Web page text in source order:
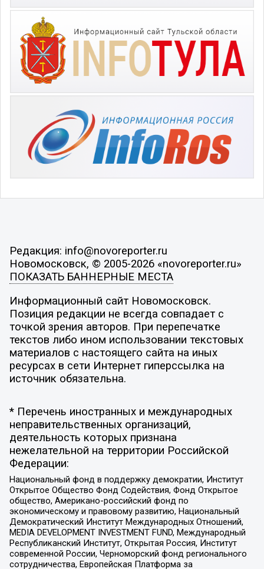
Редакция: info@novoreporter.ru
Новомосковск, © 2005-2026 «novoreporter.ru»
ПОКАЗАТЬ БАННЕРНЫЕ МЕСТА
Информационный сайт Новомосковск.
Позиция редакции не всегда совпадает с
точкой зрения авторов. При перепечатке
текстов либо ином использовании текстовых
материалов с настоящего сайта на иных
ресурсах в сети Интернет гиперссылка на
источник обязательна.
* Перечень иностранных и международных
неправительственных организаций,
деятельность которых признана
нежелательной на территории Российской
Федерации:
Национальный фонд в поддержку демократии, Институт
Открытое Общество Фонд Содействия, Фонд Открытое
общество, Американо-российский фонд по
экономическому и правовому развитию, Национальный
Демократический Институт Международных Отношений,
MEDIA DEVELOPMENT INVESTMENT FUND, Международный
Республиканский Институт, Открытая Россия, Институт
современной России, Черноморский фонд регионального
сотрудничества, Европейская Платформа за